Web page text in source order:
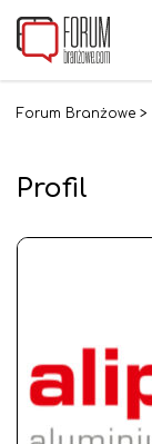
Forum Branżowe >
Profil